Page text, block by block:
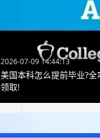
2026-07-09 14:44:13
美国本科怎么提前毕业?
领取!